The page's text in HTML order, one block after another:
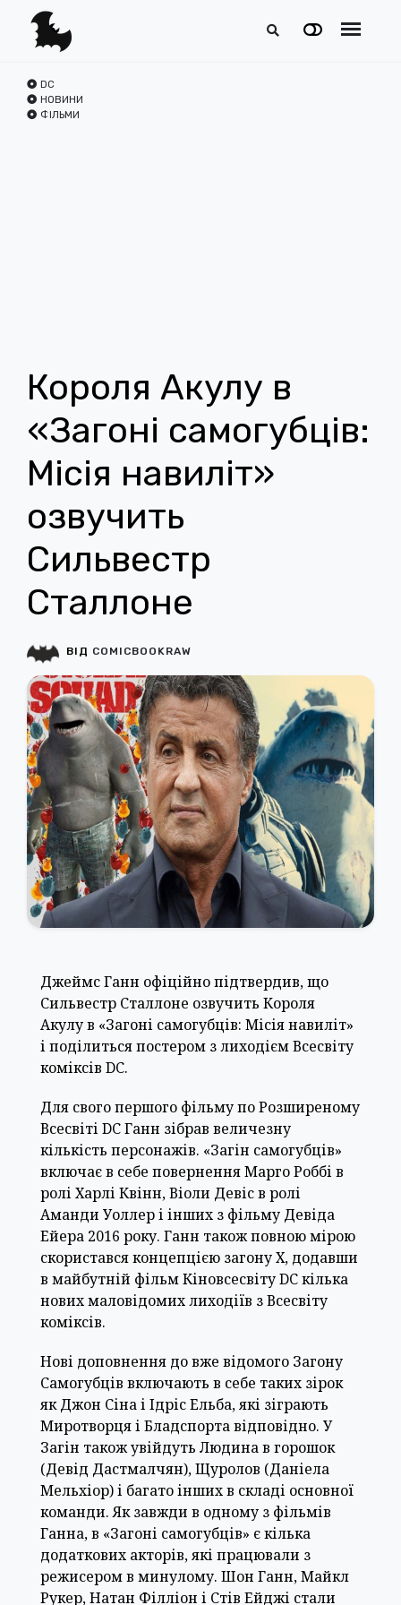
Джеймс Ганн офіційно підтвердив, що
Сильвестр Сталлоне озвучить Короля
Акулу в «Загоні самогубців: Місія навиліт»
і поділиться постером з лиходієм Всесвіту
коміксів DC.
Для свого першого фільму по Розширеному
Всесвіті DC Ганн зібрав величезну
кількість персонажів. «Загін самогубців»
включає в себе повернення Марго Роббі в
ролі Харлі Квінн, Віоли Девіс в ролі
Аманди Уоллер і інших з фільму Девіда
Ейера 2016 року. Ганн також повною мірою
скористався концепцією загону Х, додавши
в майбутній фільм Кіновсесвіту DC кілька
нових маловідомих лиходіїв з Всесвіту
коміксів.
Нові доповнення до вже відомого Загону
Самогубців включають в себе таких зірок
як Джон Сіна і Ідріс Ельба, які зіграють
Миротворця і Бладспорта відповідно. У
Загін також увійдуть Людина в горошок
(Девід Дастмалчян), Щуролов (Даніела
Мельхіор) і багато інших в складі основної
команди. Як завжди в одному з фільмів
Ганна, в «Загоні самогубців» є кілька
додаткових акторів, які працювали з
режисером в минулому. Шон Ганн, Майкл
Рукер, Натан Філліон і Стів Ейджі стали
DC
НОВИНИ
ФІЛЬМИ
Короля Акулу в
«Загоні самогубців:
Місія навиліт»
озвучить
Сильвестр
Сталлоне
ВІД COMICBOOKRAW